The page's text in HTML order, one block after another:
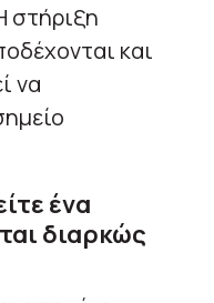
στήριξη
και
να
ένα
διαρκώς